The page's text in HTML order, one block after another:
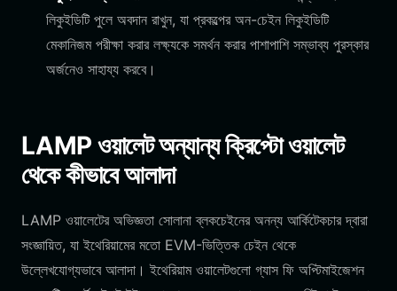
লিকুইডিটি পুলে অবদান রাখুন, যা প্রকল্পের অন-চেইন লিকুইডিটি
মেকানিজম পরীক্ষা করার লক্ষ্যকে সমর্থন করার পাশাপাশি সম্ভাব্য পুরস্কার
অর্জনেও সাহায্য করবে।
LAMP ওয়ালেট অন্যান্য ক্রিপ্টো ওয়ালেট
থেকে কীভাবে আলাদা
LAMP ওয়ালেটের অভিজ্ঞতা সোলানা ব্লকচেইনের অনন্য আর্কিটেকচার দ্বারা
সংজ্ঞায়িত, যা ইথেরিয়ামের মতো EVM-ভিত্তিক চেইন থেকে
উল্লেখযোগ্যভাবে আলাদা। ইথেরিয়াম ওয়ালেটগুলো গ্যাস ফি অপ্টিমাইজেশন